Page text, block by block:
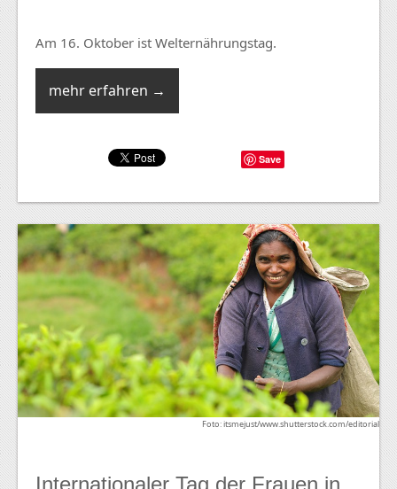
Am 16. Oktober ist Welternährungstag.
mehr erfahren →
Save
Foto: itsmejust/www.shutterstock.com/editorial